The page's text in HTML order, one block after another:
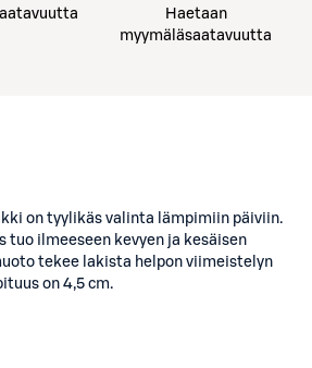
Haetaan
myymäläsaatavuutta
on tyylikäs valinta lämpimiin päiviin.
tuo ilmeeseen kevyen ja kesäisen
tekee lakista helpon viimeistelyn
on 4,5 cm.